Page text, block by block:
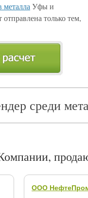
металла Уфы и
только тем,
среди
ООО